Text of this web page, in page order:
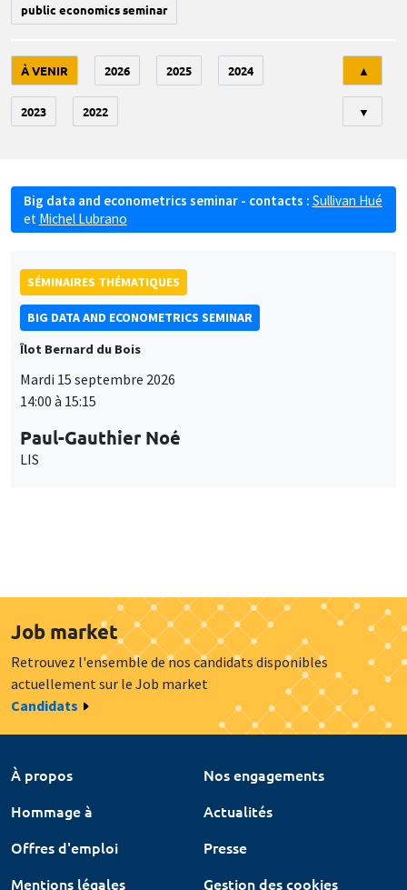
public economics seminar
À VENIR 2026 2025 2024
2023 2022
▲
▼
Big data and econometrics seminar - contacts : Sullivan Hué
et Michel Lubrano
SÉMINAIRES THÉMATIQUES
BIG DATA AND ECONOMETRICS SEMINAR
Îlot Bernard du Bois
Mardi 15 septembre 2026
14:00 à 15:15
Paul-Gauthier Noé
LIS
Job market
Retrouvez l'ensemble de nos candidats disponibles
actuellement sur le Job market
Candidats
À propos
Nos engagements
Hommage à
Actualités
Offres d'emploi
Presse
Mentions légales
Gestion des cookies